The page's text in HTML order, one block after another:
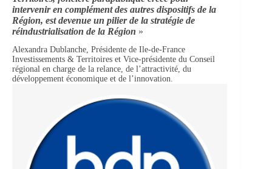
intervenir en complément des autres dispositifs de la
Région, est devenue un pilier de la stratégie de
réindustrialisation de la Région »
Alexandra Dublanche, Présidente de Ile-de-France
Investissements & Territoires et Vice-présidente du Conseil
régional en charge de la relance, de l’attractivité, du
développement économique et de l’innovation.